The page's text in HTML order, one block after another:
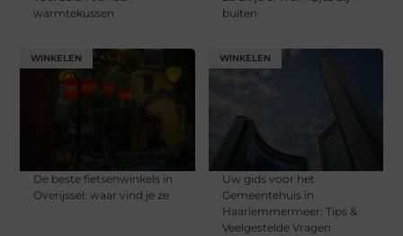
warmtekussen
buiten
WINKELEN
De beste fietsenwinkels in
Overijssel: waar vind je ze
WINKELEN
Uw gids voor het
Gemeentehuis in
Haarlemmermeer: Tips &
Veelgestelde Vragen